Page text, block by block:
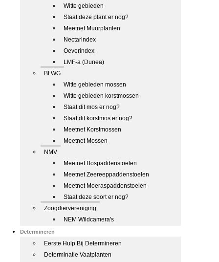
Witte gebieden
Staat deze plant er nog?
Meetnet Muurplanten
Nectarindex
Oeverindex
LMF-a (Dunea)
BLWG
Witte gebieden mossen
Witte gebieden korstmossen
Staat dit mos er nog?
Staat dit korstmos er nog?
Meetnet Korstmossen
Meetnet Mossen
NMV
Meetnet Bospaddenstoelen
Meetnet Zeereeppaddenstoelen
Meetnet Moeraspaddenstoelen
Staat deze soort er nog?
Zoogdiervereniging
NEM Wildcamera's
Determineren
Eerste Hulp Bij Determineren
Determinatie Vaatplanten